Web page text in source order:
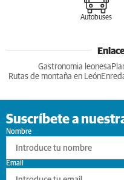
Autobuses
Gastronomia leonesa
Rutas de montaña en León
Suscríbete a
Nombre
Email